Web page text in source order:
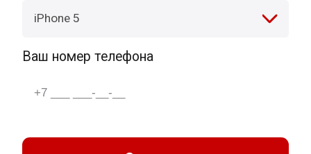
iPhone 5
Ваш номер телефона